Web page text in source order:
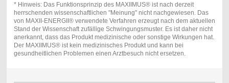
* Hinweis: Das Funktionsprinzip des MAXIIMUS® ist nach derzeit
herrschenden wissenschaftlichen "Meinung" nicht nachgewiesen. Das
von MAXII-ENERGII® verwendete Verfahren erzeugt nach dem aktuellen
Stand der Wissenschaft zufällige Schwingungsmuster. Es ist daher nicht
anerkannt, dass das Produkt medizinische oder sonstige Wirkungen hat.
Der MAXIIMUS® ist kein medizinisches Produkt und kann bei
gesundheitlichen Problemen einen Arztbesuch nicht ersetzen.